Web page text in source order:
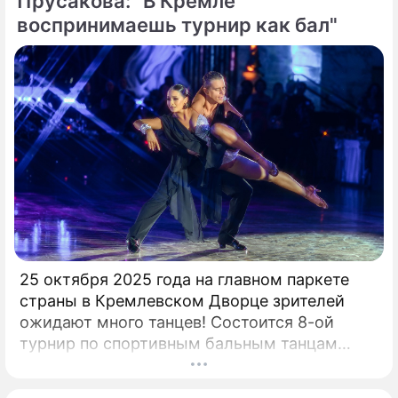
воспринимаешь турнир как бал"
25 октября 2025 года на главном паркете
страны в Кремлевском Дворце зрителей
ожидают много танцев! Состоится 8-ой
турнир по спортивным бальным танцам
"Кубок Кремля – Гордость России!". Будет